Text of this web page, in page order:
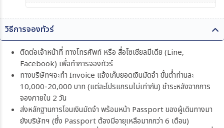
วิธีการจองทัวร์
ติดต่อเจ้าหน้าที่ ทางโทรศัพท์ หรือ สื่อโซเชียลมีเดีย (Line,
Facebook) เพื่อทำการจองทัวร์
ทางบริษัทฯจะทำ Invoice แจ้งเก็บยอดเงินมัดจำ ขั้นต่ำท่านละ
10,000-20,000 บาท (แต่ละโปรแกรมไม่เท่ากัน) ชำระหลังจากการ
จองภายใน 2 วัน
ส่งหลักฐานการโอนเงินมัดจำ พร้อมหน้า Passport ของผู้เดินทางมา
ยังบริษัทฯ (ซึ่ง Passport ต้องมีอายุเหลือมากกว่า 6 เดือน)